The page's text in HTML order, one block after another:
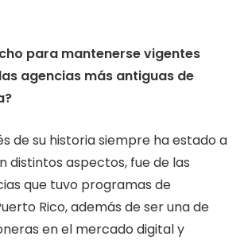
para mantenerse vigentes
agencias más antiguas de
de su historia siempre ha estado a
distintos aspectos, fue de las
que tuvo programas de
Rico, además de ser una de
en el mercado digital y